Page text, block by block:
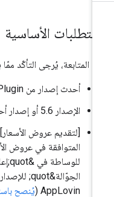
الأساسية
المتابعة، يُرجى التأكّد ممّا يلي:
أحدث إصدار من Plugin
الإصدار 5.6 أو إصدار أحدث من Unity Editor
[لتقديم عروض الأسعار]:
المتوافقة في عروض
AppLovin ( يُنصح